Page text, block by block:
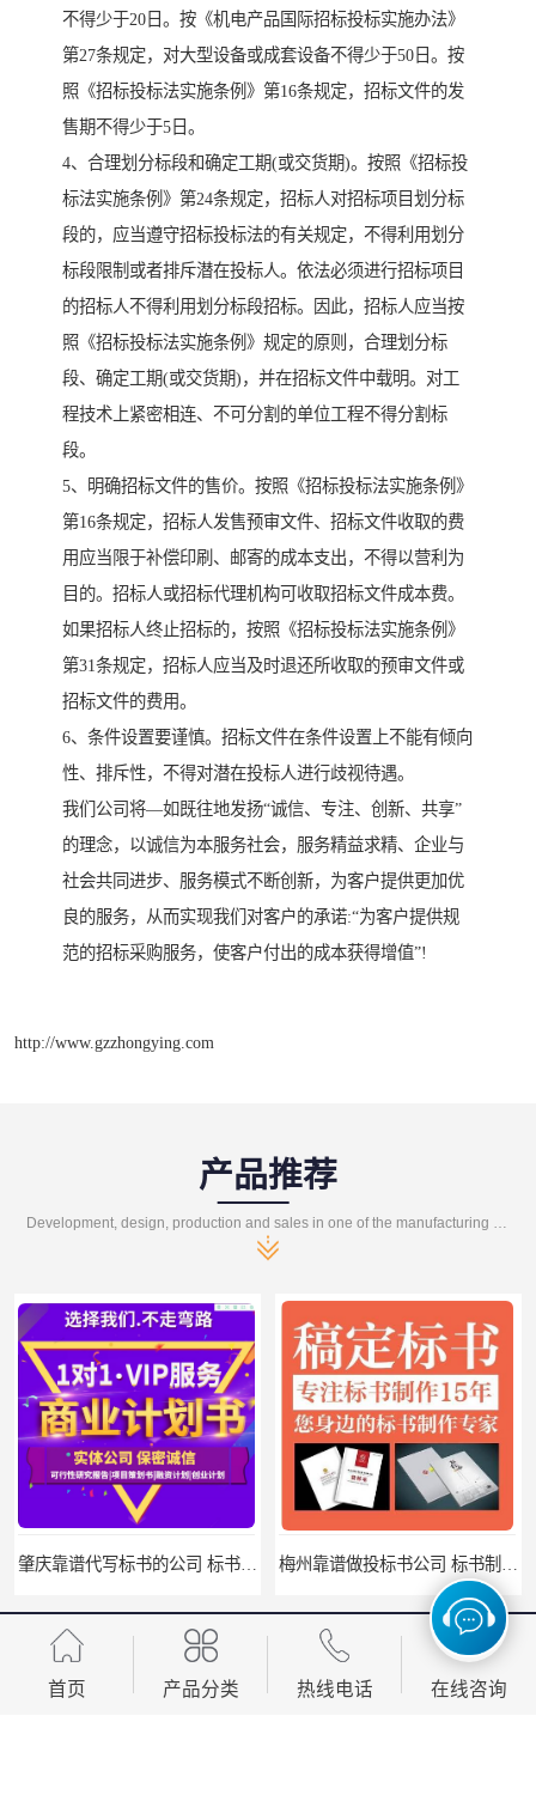
不得少于20日。按《机电产品国际招标投标实施办法》
第27条规定，对大型设备或成套设备不得少于50日。按
照《招标投标法实施条例》第16条规定，招标文件的发
售期不得少于5日。
4、合理划分标段和确定工期(或交货期)。按照《招标投
标法实施条例》第24条规定，招标人对招标项目划分标
段的，应当遵守招标投标法的有关规定，不得利用划分
标段限制或者排斥潜在投标人。依法必须进行招标项目
的招标人不得利用划分标段招标。因此，招标人应当按
照《招标投标法实施条例》规定的原则，合理划分标
段、确定工期(或交货期)，并在招标文件中载明。对工
程技术上紧密相连、不可分割的单位工程不得分割标
段。
5、明确招标文件的售价。按照《招标投标法实施条例》
第16条规定，招标人发售预审文件、招标文件收取的费
用应当限于补偿印刷、邮寄的成本支出，不得以营利为
目的。招标人或招标代理机构可收取招标文件成本费。
如果招标人终止招标的，按照《招标投标法实施条例》
第31条规定，招标人应当及时退还所收取的预审文件或
招标文件的费用。
6、条件设置要谨慎。招标文件在条件设置上不能有倾向
性、排斥性，不得对潜在投标人进行歧视待遇。
我们公司将—如既往地发扬“诚信、专注、创新、共享”
的理念，以诚信为本服务社会，服务精益求精、企业与
社会共同进步、服务模式不断创新，为客户提供更加优
良的服务，从而实现我们对客户的承诺:“为客户提供规
范的招标采购服务，使客户付出的成本获得增值”!
http://www.gzzhongying.com
产品推荐
首页 产品分类 热线电话 在线咨询